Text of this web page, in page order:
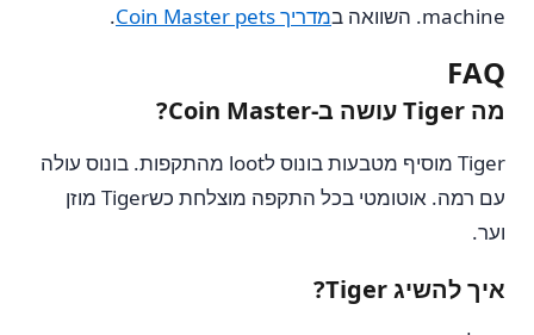
machine. השוואה ב
מדריך Coin Master pets .
FAQ
מה Tiger עושה ב-Coin Master?
Tiger מוסיף מטבעות בונוס לloot מהתקפות. בונוס עולה
עם רמה. אוטומטי בכל התקפה מוצלחת כשTiger מוזן
וער.
איך להשיג Tiger?